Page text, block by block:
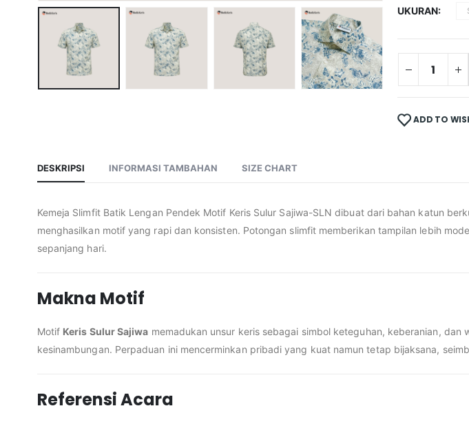
UKURAN
ADD TO
DESKRIPSI INFORMASI TAMBAHAN SIZE CHART
Kemeja Slimfit Batik Lengan Pendek Motif Keris Sulur Sajiwa-SLN dibuat dari bahan katun
menghasilkan motif yang rapi dan konsisten. Potongan slimfit memberikan tampilan lebih
sepanjang hari.
Makna Motif
Motif Keris Sulur Sajiwa memadukan unsur keris sebagai simbol keteguhan, keberanian,
kesinambungan. Perpaduan ini mencerminkan pribadi yang kuat namun tetap bijaksana,
Referensi Acara